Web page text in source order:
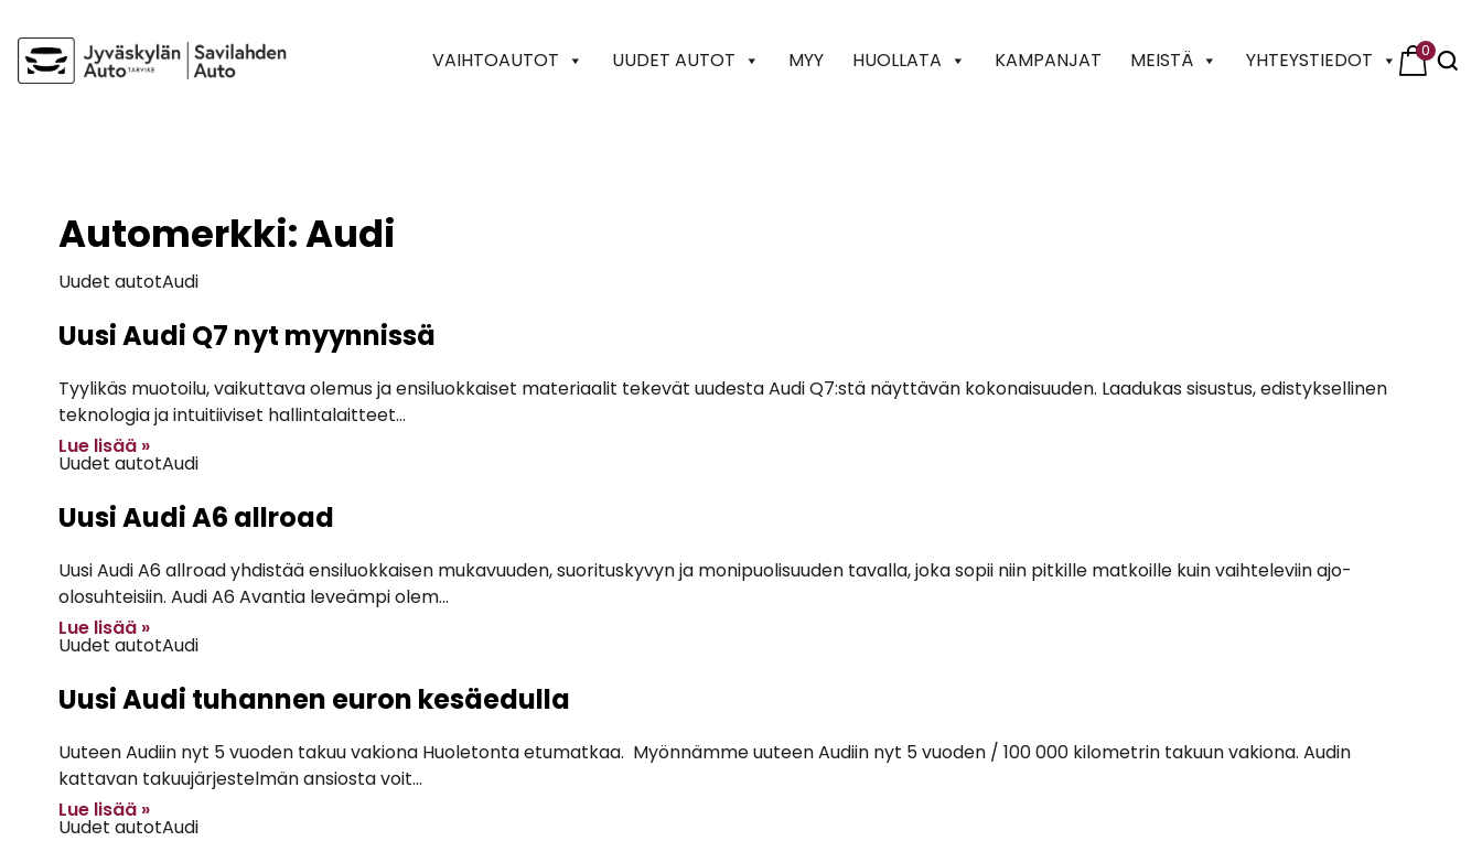
VAIHTOAUTOT UUDET AUTOT MYY HUOLLATA KAMPANJAT MEISTÄ YHTEYSTIEDOT 0
Automerkki:Audi
Uudet autotAudi
Uusi Audi Q7 nyt myynnissä
Tyylikäs muotoilu, vaikuttava olemus ja ensiluokkaiset materiaalit tekevät uudesta Audi Q7:stä näyttävän kokonaisuuden. Laadukas sisustus, edistyksellinen
teknologia ja intuitiiviset hallintalaitteet...
Lue lisää »
Uudet autotAudi
Uusi Audi A6 allroad
Uusi Audi A6 allroad yhdistää ensiluokkaisen mukavuuden, suorituskyvyn ja monipuolisuuden tavalla, joka sopii niin pitkille matkoille kuin vaihteleviin ajo-
olosuhteisiin. Audi A6 Avantia leveämpi olem...
Lue lisää »
Uudet autotAudi
Uusi Audi tuhannen euron kesäedulla
Uuteen Audiin nyt 5 vuoden takuu vakiona Huoletonta etumatkaa. Myönnämme uuteen Audiin nyt 5 vuoden / 100 000 kilometrin takuun vakiona. Audin
kattavan takuujärjestelmän ansiosta voit...
Lue lisää »
Uudet autotAudi